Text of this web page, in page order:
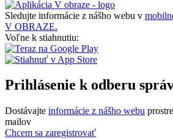
Sledujte informácie z nášho webu v
V OBRAZE.
Voľne k stiahnutiu:
Prihlásenie k odberu
Dostávajte informácie z nášho webu
mailov
Chcem sa zaregistrovať